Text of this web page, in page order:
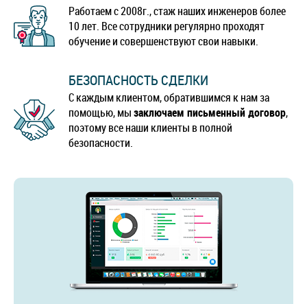
Работаем с 2008г., стаж наших инженеров более
10 лет. Все сотрудники регулярно проходят
обучение и совершенствуют свои навыки.
БЕЗОПАСНОСТЬ СДЕЛКИ
С каждым клиентом, обратившимся к нам за
помощью, мызаключаем письменный договор,
поэтому все наши клиенты в полной
безопасности.